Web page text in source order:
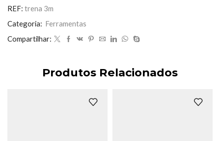
REF: trena 3m
Categoria: Ferramentas
Compartilhar:
Produtos Relacionados